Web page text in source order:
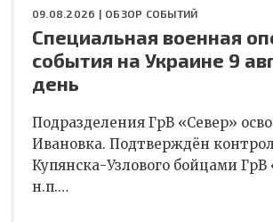
09.08.2026 | ОБЗОР СОБЫТИЙ
Специальная военная
события на Украине 9
день
Подразделения ГрВ «Север»
Ивановка. Подтверждён
Купянска-Узлового бойцами ГрВ
н.п.…